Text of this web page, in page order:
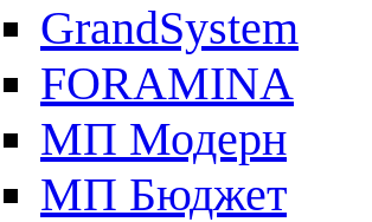
GrandSystem
FORAMINA
МП Модерн
МП Бюджет